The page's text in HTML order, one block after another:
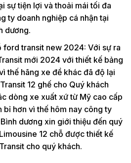
sự tiện lợi và thoải mái tối đa
ty doanh nghiệp cá nhận tại
dương.
ford transit new 2024: Với sự ra
mới 2024 với thiết kế bảng
thế hãng xe đề khác đã độ lại
12 ghế cho Quý khách
dòng xe xuất xứ từ Mỹ cao cấp
bỉ hơn vì thế hôm nay công ty
dương xin giới thiệu đến quý
12 chỗ được thiết kế
cho quý khách.